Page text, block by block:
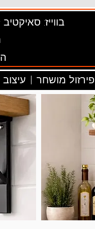
בווייז:
פירזול מושחר